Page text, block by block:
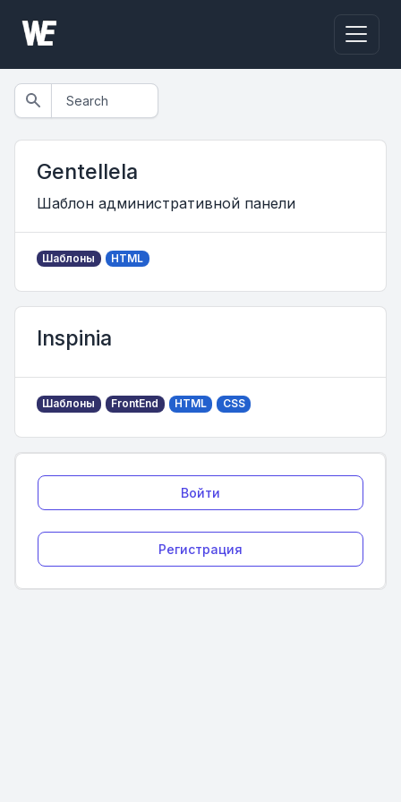
Gentellela
Шаблон административной панели
Шаблоны HTML
Inspinia
Шаблоны FrontEnd HTML CSS
Войти
Регистрация